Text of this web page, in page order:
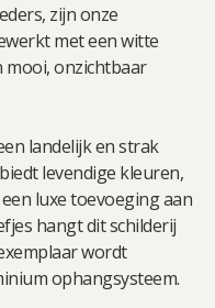
zijn onze
met een witte
mooi, onzichtbaar
landelijk en strak
levendige kleuren,
luxe toevoeging aan
hangt dit schilderij
wordt
ophangsysteem.